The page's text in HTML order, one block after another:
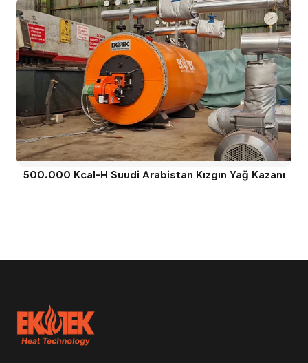
500.000 Kcal-H Suudi Arabistan Kızgın Yağ Kazanı